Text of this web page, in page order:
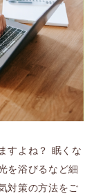
すよね？ 眠くな
を浴びるなど細
対策の方法をご